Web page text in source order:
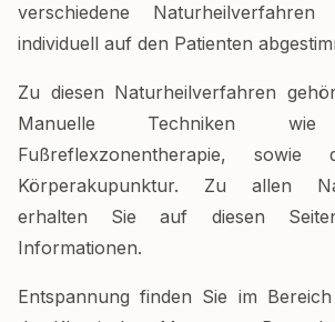
verschiedene
individuell auf den Patienten
Zu diesen Naturheilverfahren
Manuelle Techniken
Fußreflexzonentherapie,
Körperakupunktur. Zu allen
erhalten Sie auf diesen
Informationen.
Entspannung finden Sie im